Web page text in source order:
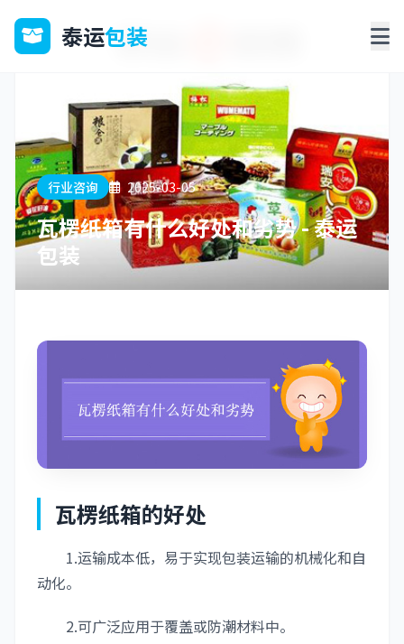
泰运包装
行业咨询 2025-03-05
瓦楞纸箱有什么好处和劣势 - 泰运
包装
瓦楞纸箱的好处
1.运输成本低，易于实现包装运输的机械化和自
动化。
2.可广泛应用于覆盖或防潮材料中。